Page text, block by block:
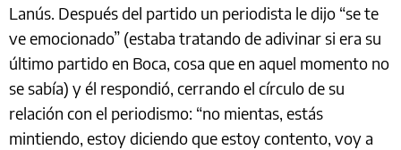
Lanús. Después del partido un periodista le dijo “se te
ve emocionado” (estaba tratando de adivinar si era su
último partido en Boca, cosa que en aquel momento no
se sabía) y él respondió, cerrando el círculo de su
relación con el periodismo: “no mientas, estás
mintiendo, estoy diciendo que estoy contento, voy a